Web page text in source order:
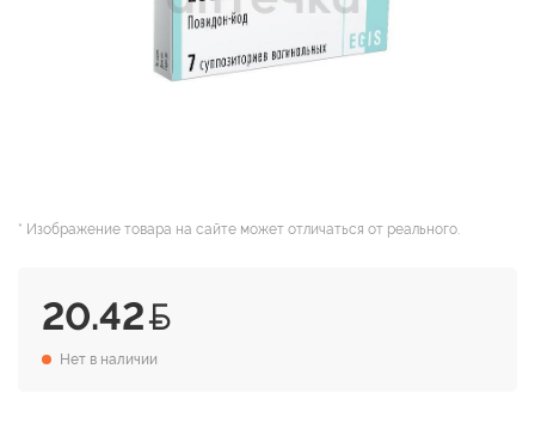
* Изображение товара на сайте может отличаться от реального.
20.42
Нет в наличии